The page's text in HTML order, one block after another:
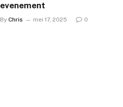
evenement
By Chris mei 17, 2025 0